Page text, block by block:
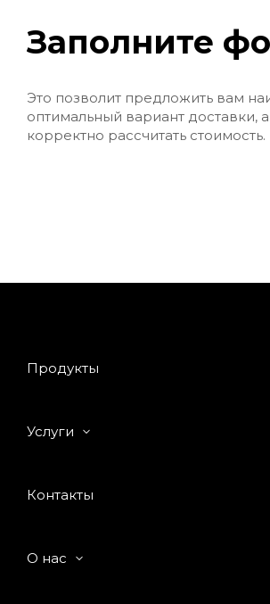
Заполните
Это позволит предложить вам
оптимальный вариант доставки,
корректно рассчитать стоимость.
Продукты
Услуги
Контакты
О нас